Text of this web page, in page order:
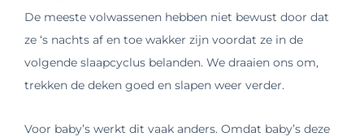
De meeste volwassenen hebben niet bewust door dat
ze ‘s nachts af en toe wakker zijn voordat ze in de
volgende slaapcyclus belanden. We draaien ons om,
trekken de deken goed en slapen weer verder.
Voor baby’s werkt dit vaak anders. Omdat baby’s deze